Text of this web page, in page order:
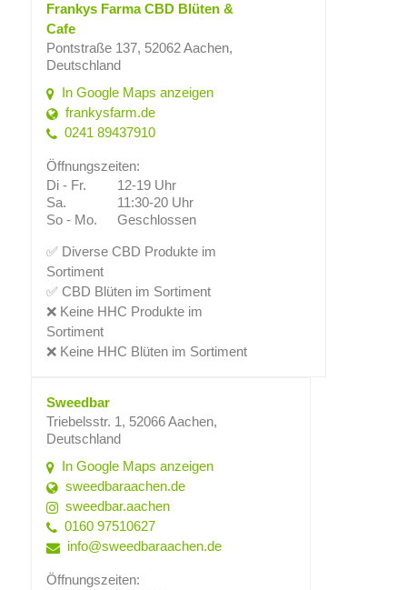
Frankys Farma CBD Blüten &
Cafe
Pontstraße 137, 52062 Aachen,
Deutschland
In Google Maps anzeigen
frankysfarm.de
0241 89437910
Öffnungszeiten:
Di - Fr.
12-19 Uhr
Sa.
11:30-20 Uhr
So - Mo.
Geschlossen
✅ Diverse CBD Produkte im
Sortiment
✅ CBD Blüten im Sortiment
❌ Keine HHC Produkte im
Sortiment
❌ Keine HHC Blüten im Sortiment
Sweedbar
Triebelsstr. 1, 52066 Aachen,
Deutschland
In Google Maps anzeigen
sweedbaraachen.de
sweedbar.aachen
0160 97510627
info@sweedbaraachen.de
Öffnungszeiten: